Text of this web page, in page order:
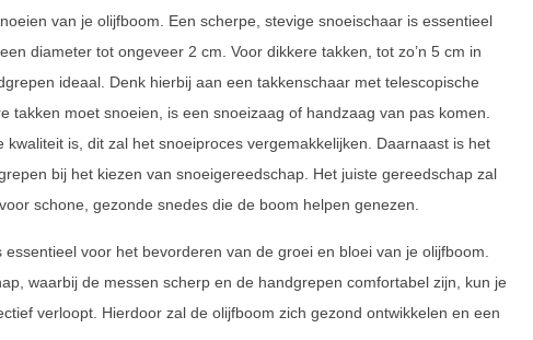
van je olijfboom. Een scherpe, stevige snoeischaar is essentieel
diameter tot ongeveer 2 cm. Voor dikkere takken, tot zo’n 5 cm in
ideaal. Denk hierbij aan een takkenschaar met telescopische
takken moet snoeien, is een snoeizaag of handzaag van pas komen.
is, dit zal het snoeiproces vergemakkelijken. Daarnaast is het
bij het kiezen van snoeigereedschap. Het juiste gereedschap zal
schone, gezonde snedes die de boom helpen genezen.
voor het bevorderen van de groei en bloei van je olijfboom.
waarbij de messen scherp en de handgrepen comfortabel zijn, kun je
verloopt. Hierdoor zal de olijfboom zich gezond ontwikkelen en een